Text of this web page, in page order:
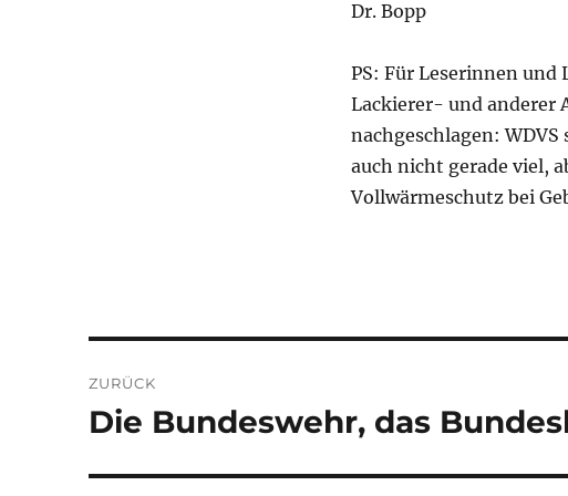
Dr. Bopp
PS: Für Leserinnen und
Lackierer- und anderer
nachgeschlagen:
auch nicht gerade viel,
Vollwärmeschutz bei
ZURÜCK
Vorheriger
Die Bundeswehr, das